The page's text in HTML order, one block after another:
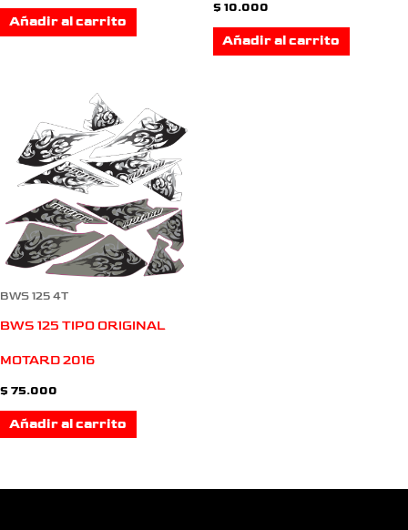
Añadir al carrito
$ 10.000
Añadir al carrito
BWS 125 4T
BWS 125 TIPO ORIGINAL
MOTARD 2016
$ 75.000
Añadir al carrito